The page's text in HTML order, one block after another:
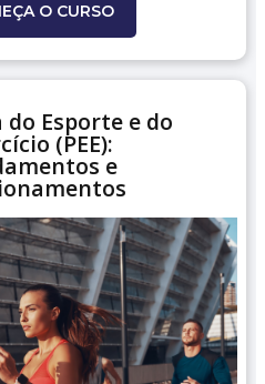
O CURSO
do Esporte e do
(PEE):
e